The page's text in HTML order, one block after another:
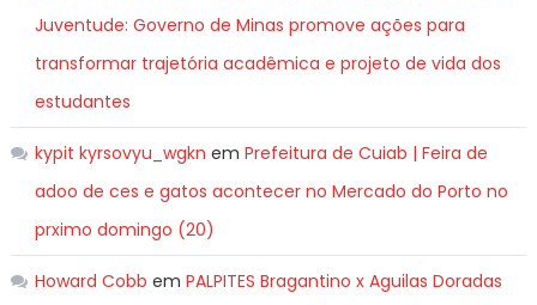
Juventude: Governo de Minas promove ações para
transformar trajetória acadêmica e projeto de vida dos
estudantes
kypit kyrsovyu_wgkn em Prefeitura de Cuiab | Feira de
adoo de ces e gatos acontecer no Mercado do Porto no
prximo domingo (20)
Howard Cobb em PALPITES Bragantino x Aguilas Doradas